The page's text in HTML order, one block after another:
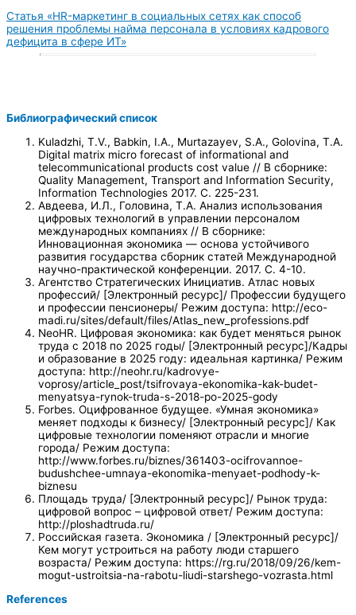
Статья «HR-маркетинг в социальных сетях как способ
решения проблемы найма персонала в условиях кадрового
дефицита в сфере ИТ»
Библиографический список
Kuladzhi, T.V., Babkin, I.A., Murtazayev, S.A., Golovina, T.A.
Digital matrix micro forecast of informational and
telecommunicational products cost value // В сборнике:
Quality Management, Transport and Information Security,
Information Technologies 2017. С. 225-231.
Авдеева, И.Л., Головина, Т.А. Анализ использования
цифровых технологий в управлении персоналом
международных компаниях // В сборнике:
Инновационная экономика — основа устойчивого
развития государства сборник статей Международной
научно-практической конференции. 2017. С. 4-10.
Агентство Стратегических Инициатив. Атлас новых
профессий/ [Электронный ресурс]/ Профессии будущего
и профессии пенсионеры/ Режим доступа: http://eco-
madi.ru/sites/default/files/Atlas_new_professions.pdf
NeoHR. Цифровая экономика: как будет меняться рынок
труда с 2018 по 2025 годы/ [Электронный ресурс]/Кадры
и образование в 2025 году: идеальная картинка/ Режим
доступа: http://neohr.ru/kadrovye-
voprosy/article_post/tsifrovaya-ekonomika-kak-budet-
menyatsya-rynok-truda-s-2018-po-2025-gody
Forbes. Оцифрованное будущее. «Умная экономика»
меняет подходы к бизнесу/ [Электронный ресурс]/ Как
цифровые технологии поменяют отрасли и многие
города/ Режим доступа:
http://www.forbes.ru/biznes/361403-ocifrovannoe-
budushchee-umnaya-ekonomika-menyaet-podhody-k-
biznesu
Площадь труда/ [Электронный ресурс]/ Рынок труда:
цифровой вопрос – цифровой ответ/ Режим доступа:
http://ploshadtruda.ru/
Российская газета. Экономика / [Электронный ресурс]/
Кем могут устроиться на работу люди старшего
возраста/ Режим доступа: https://rg.ru/2018/09/26/kem-
mogut-ustroitsia-na-rabotu-liudi-starshego-vozrasta.html
References